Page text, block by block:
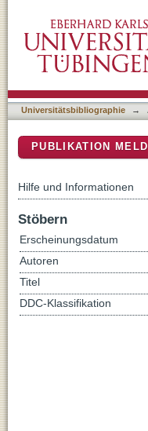
Universitätsbibliographie →
PUBLIKATION
Hilfe und Informationen
Stöbern
Erscheinungsdatum
Autoren
Titel
DDC-Klassifikation